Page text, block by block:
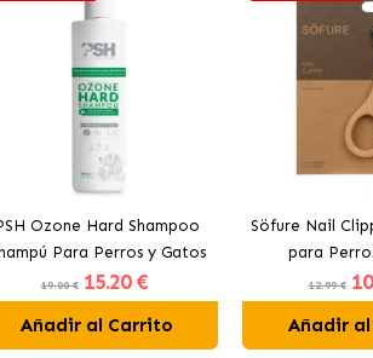
Ozone Hard Shampoo
Para Perros y Gatos
19.00 € 15.20 €
Añadir al Carrito
Söfure Nail
para
12.99 € 10
Añadir